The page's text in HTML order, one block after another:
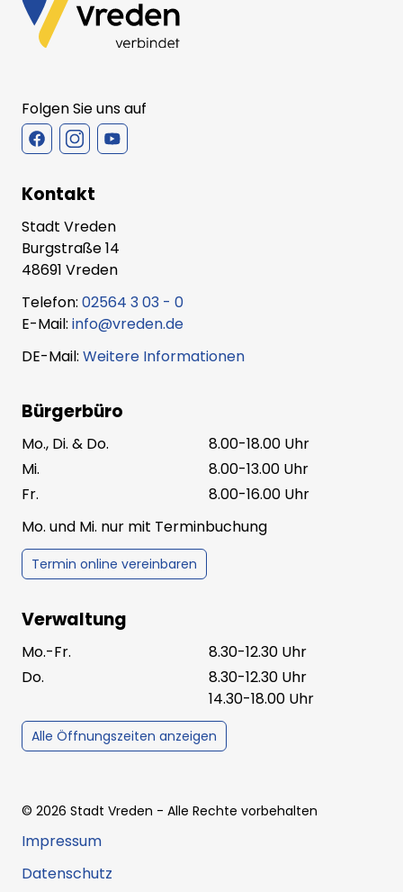
Folgen Sie uns auf
Kontakt
Stadt Vreden
Burgstraße 14
48691 Vreden
Telefon: 02564 3 03 - 0
E-Mail: info@vreden.de
DE-Mail: Weitere Informationen
Bürgerbüro
Mo., Di. & Do.
8.00-18.00 Uhr
Mi.
8.00-13.00 Uhr
Fr.
8.00-16.00 Uhr
Mo. und Mi. nur mit Terminbuchung
Termin online vereinbaren
Verwaltung
Mo.-Fr.
8.30-12.30 Uhr
Do.
8.30-12.30 Uhr
14.30-18.00 Uhr
Alle Öffnungszeiten anzeigen
© 2026 Stadt Vreden - Alle Rechte vorbehalten
Impressum
Datenschutz